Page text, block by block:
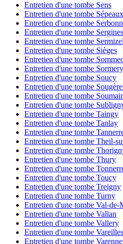
Entretien d'une tombe Sens
Entretien d'une tombe Sépeaux
Entretien d'une tombe
Entretien d'une tombe Sergines
Entretien d'une tombe
Entretien d'une tombe Sièges
Entretien d'une tombe
Entretien d'une tombe Sormery
Entretien d'une tombe Soucy
Entretien d'une tombe
Entretien d'une tombe
Entretien d'une tombe
Entretien d'une tombe Taingy
Entretien d'une tombe Tanlay
Entretien d'une tombe
Entretien d'une tombe Theil-
Entretien d'une tombe
Entretien d'une tombe Thury
Entretien d'une tombe
Entretien d'une tombe Toucy
Entretien d'une tombe Treigny
Entretien d'une tombe Turny
Entretien d'une tombe Val-de-
Entretien d'une tombe Vallan
Entretien d'une tombe Vallery
Entretien d'une tombe Vareilles
Entretien d'une tombe